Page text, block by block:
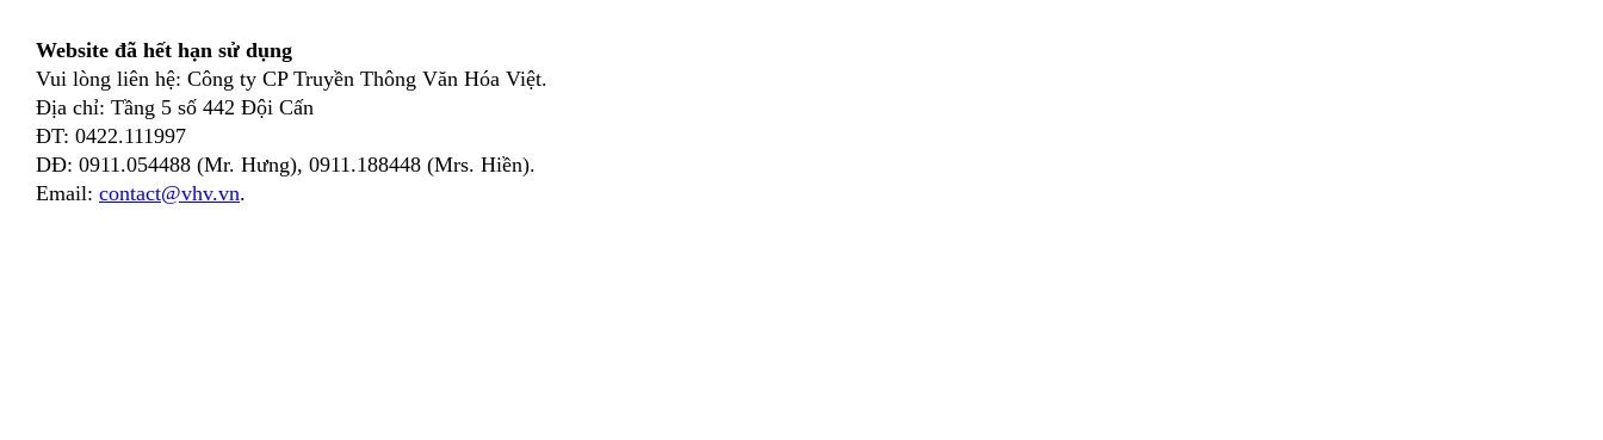
Website đã hết hạn sử dụng
Vui lòng liên hệ: Công ty CP Truyền Thông Văn Hóa Việt.
Địa chỉ: Tầng 5 số 442 Đội Cấn
ĐT: 0422.111997
DĐ: 0911.054488 (Mr. Hưng), 0911.188448 (Mrs. Hiền).
Email: contact@vhv.vn.